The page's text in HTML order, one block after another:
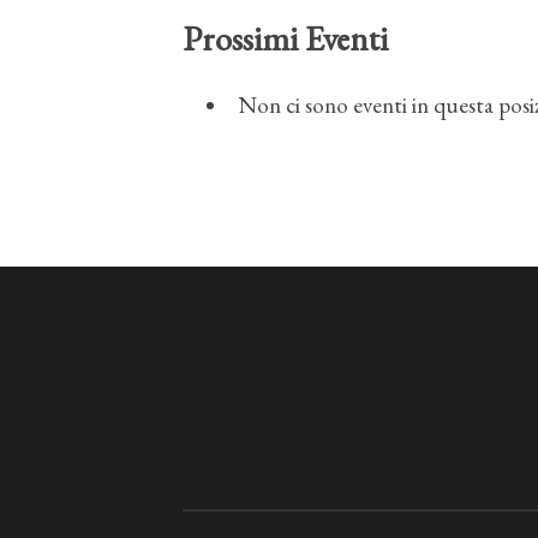
Prossimi Eventi
Non ci sono eventi in questa